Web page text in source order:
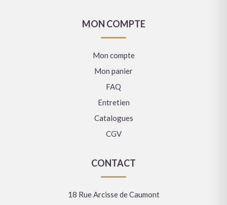
MON COMPTE
Mon compte
Mon panier
FAQ
Entretien
Catalogues
CGV
CONTACT
18 Rue Arcisse de Caumont